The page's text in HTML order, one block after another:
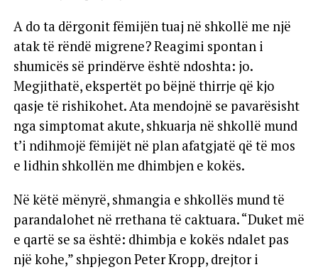
A do ta dërgonit fëmijën tuaj në shkollë me një
atak të rëndë migrene? Reagimi spontan i
shumicës së prindërve është ndoshta: jo.
Megjithatë, ekspertët po bëjnë thirrje që kjo
qasje të rishikohet. Ata mendojnë se pavarësisht
nga simptomat akute, shkuarja në shkollë mund
t’i ndihmojë fëmijët në plan afatgjatë që të mos
e lidhin shkollën me dhimbjen e kokës.
Në këtë mënyrë, shmangia e shkollës mund të
parandalohet në rrethana të caktuara. “Duket më
e qartë se sa është: dhimbja e kokës ndalet pas
një kohe,” shpjegon Peter Kropp, drejtor i